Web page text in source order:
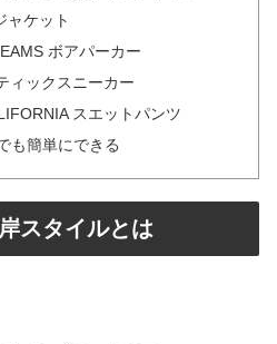
ャケット
ボアパーカー
ィックスニーカー
スエットパンツ
も簡単にできる
スタイルとは